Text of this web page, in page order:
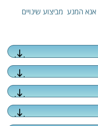
אנא המנע מביצוע שינויים